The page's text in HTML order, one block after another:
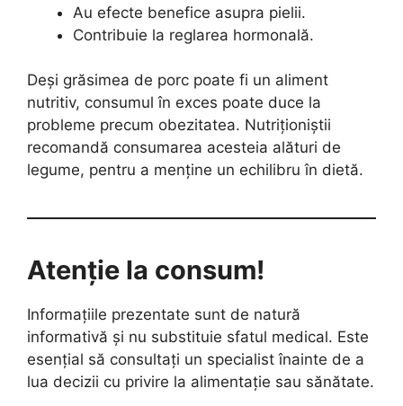
Au efecte benefice asupra pielii.
Contribuie la reglarea hormonală.
Deși grăsimea de porc poate fi un aliment
nutritiv, consumul în exces poate duce la
probleme precum obezitatea. Nutriționiștii
recomandă consumarea acesteia alături de
legume, pentru a menține un echilibru în dietă.
Atenție la consum!
Informațiile prezentate sunt de natură
informativă și nu substituie sfatul medical. Este
esențial să consultați un specialist înainte de a
lua decizii cu privire la alimentație sau sănătate.